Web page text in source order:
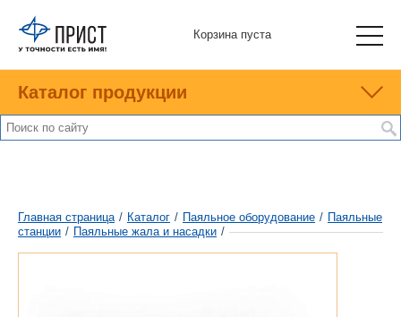
Корзина пуста
Каталог продукции
Главная страница / Каталог / Паяльное оборудование / Паяльные
станции / Паяльные жала и насадки /